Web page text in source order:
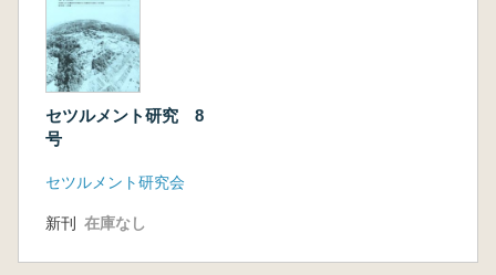
セツルメント研究 8
号
セツルメント研究会
新刊 在庫なし